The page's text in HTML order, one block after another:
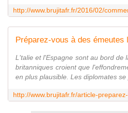
L'talie et l'Espagne sont au bord de
britanniques croient que
en plus plausible. Les diplomates se